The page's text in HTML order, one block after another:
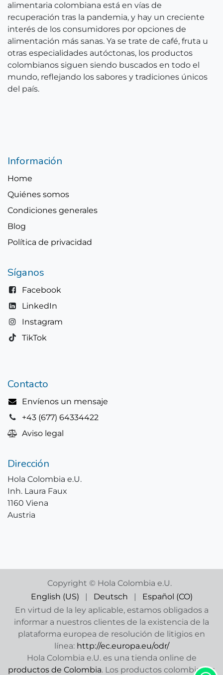
alimentaria colombiana está en vías de
recuperación tras la pandemia, y hay un creciente
interés de los consumidores por opciones de
alimentación más sanas. Ya se trate de café, fruta u
otras especialidades autóctonas, los productos
colombianos siguen siendo buscados en todo el
mundo, reflejando los sabores y tradiciones únicos
del país.
Información
Home
Quiénes somos
Condiciones generales
Blog
Política de privacidad
Síganos
Facebook
LinkedIn
Instagram
TikTok
Contacto
Envíenos un mensaje
+43 (677) 64334422
Aviso legal
Dirección
Hola Colombia e.U.
Inh. Laura Faux
1160 Viena
Austria
Copyright © Hola Colombia e.U.
English (US)
Deutsch
Español (CO)
En virtud de la ley aplicable, estamos obligados a
informar a nuestros clientes de la existencia de la
plataforma europea de resolución de litigios en
línea: http://ec.europa.eu/odr/
Hola Colombia e.U. es una tienda online de
productos de Colombia. Los productos colombianos